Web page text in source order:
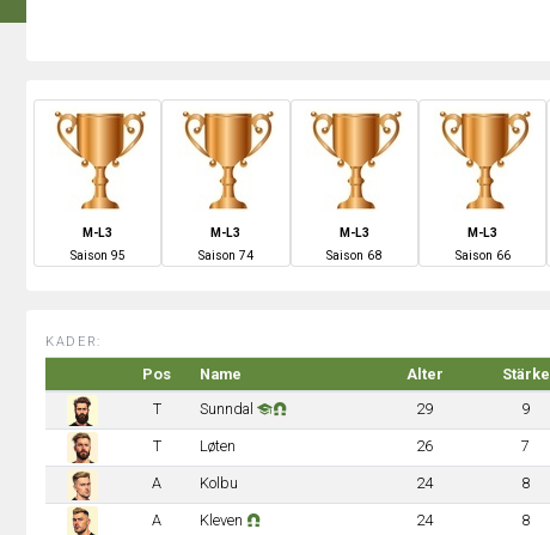
M-L3
Saison 95
M-L3
Saison 74
M-L3
Saison 68
M-L3
Saison 66
KADER:
Pos Name Alter Stärke
T
Sunndal 29 9
T Løten 26 7
A Kolbu 24 8
A Kleven 24 8